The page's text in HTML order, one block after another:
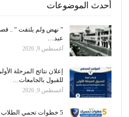
أحدث الموضوعات
” نهض ولم يلتفت ” ..
عبد…
أغسطس 9, 2026
إعلان نتائج المرحلة
للقبول بالجامعات…
أغسطس 9, 2026
5 خطوات تحمي الطلاب